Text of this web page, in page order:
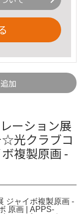
加
ーション展
☆光クラブコ
複製原画 -
ジャイボ複製原画 -
原画 | APPS-